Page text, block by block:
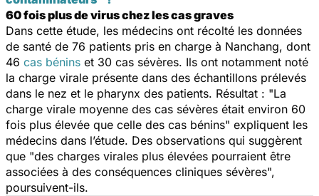
60 fois plus de virus chez les cas graves
Dans cette étude, les médecins ont récolté les données
de santé de 76 patients pris en charge à Nanchang, dont
46 cas bénins et 30 cas sévères. Ils ont notamment noté
la charge virale présente dans des échantillons prélevés
dans le nez et le pharynx des patients. Résultat : "La
charge virale moyenne des cas sévères était environ 60
fois plus élevée que celle des cas bénins" expliquent les
médecins dans l’étude. Des observations qui suggèrent
que "des charges virales plus élevées pourraient être
associées à des conséquences cliniques sévères",
poursuivent-ils.